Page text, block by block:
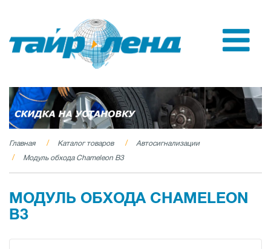
Главная Каталог товаров
Автосигнализации
Модуль обхода Chameleon B3
МОДУЛЬ ОБХОДА CHAMELEON
B3